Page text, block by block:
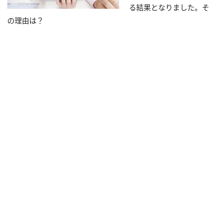
る結果となりました。そ
の理由は？